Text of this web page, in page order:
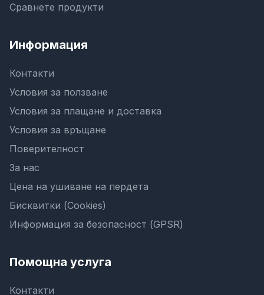
Сравнете продукти
Информация
Контакти
Условия за ползване
Условия за плащане и доставка
Условия за връщане
Поверителност
За нас
Цена на ушиване на пердета
Бисквитки (Cookies)
Информация за безопасност (GPSR)
Помощна услуга
Контакти